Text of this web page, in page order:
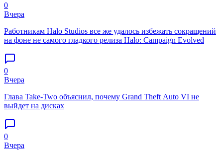
0
Вчера
Работникам Halo Studios все же удалось избежать сокращений
на фоне не самого гладкого релиза Halo: Campaign Evolved
0
Вчера
Глава Take-Two объяснил, почему Grand Theft Auto VI не
выйдет на дисках
0
Вчера